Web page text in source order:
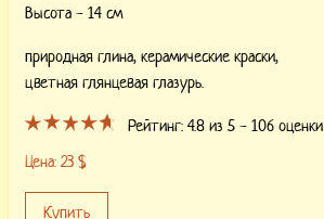
Высота - 14 см
природная глина, керамические краски,
цветная глянцевая глазурь.
Рейтинг:4.8 из 5 -106 оценки
Цена: 23 $
Купить